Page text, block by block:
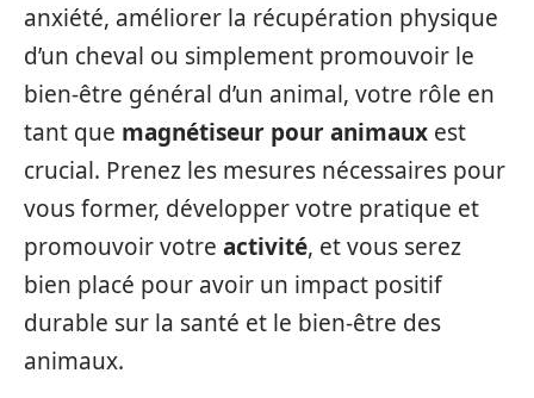
anxiété, améliorer la récupération physique
d’un cheval ou simplement promouvoir le
bien-être général d’un animal, votre rôle en
tant que magnétiseur pour animaux est
crucial. Prenez les mesures nécessaires pour
vous former, développer votre pratique et
promouvoir votre activité, et vous serez
bien placé pour avoir un impact positif
durable sur la santé et le bien-être des
animaux.